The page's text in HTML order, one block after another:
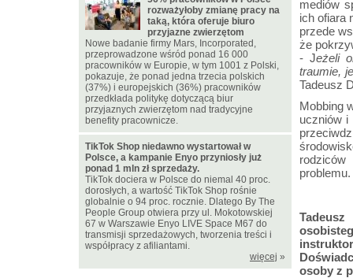
mediów
ich ofiara
przede
że
- Jeżeli
traumie,
Tadeusz
Mobbing
uczniów i
problemu.
osoby z
rozważyłoby zmianę pracy na
taką, która oferuje biuro
przyjazne zwierzętom
Nowe badanie firmy Mars, Incorporated,
przeprowadzone wśród ponad 16 000
pracowników w Europie, w tym 1001 z Polski,
pokazuje, że ponad jedna trzecia polskich
(37%) i europejskich (36%) pracowników
przedkłada politykę dotyczącą biur
przyjaznych zwierzętom nad tradycyjne
benefity pracownicze.
TikTok Shop niedawno wystartował w
Polsce, a kampanie Enyo przyniosły już
ponad 1 mln zł sprzedaży.
TikTok dociera w Polsce do niemal 40 proc.
dorosłych, a wartość TikTok Shop rośnie
globalnie o 94 proc. rocznie. Dlatego By The
People Group otwiera przy ul. Mokotowskiej
67 w Warszawie Enyo LIVE Space M67 do
transmisji sprzedażowych, tworzenia treści i
współpracy z afiliantami.
więcej »